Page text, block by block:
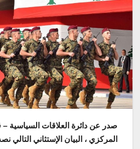
صدر عن دائرة العلاقات السياسية –
المركزي ، البيان الإستثاني التالي